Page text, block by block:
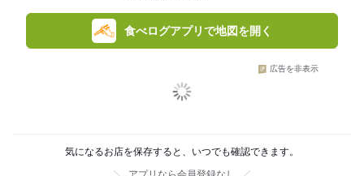
食べログアプリで地図を開く
広告を非表示
気になるお店を保存すると、いつでも確認できます。